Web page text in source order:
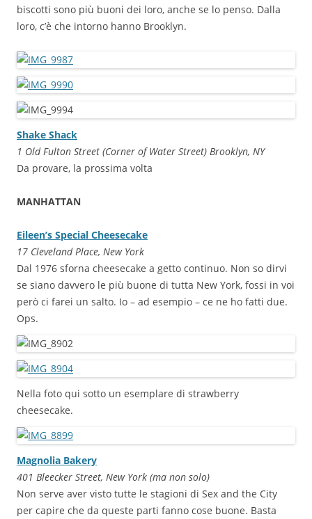
biscotti sono più buoni dei loro, anche se lo penso. Dalla
loro, c’è che intorno hanno Brooklyn.
Shake Shack
1 Old Fulton Street (Corner of Water Street) Brooklyn, NY
Da provare, la prossima volta
MANHATTAN
Eileen’s Special Cheesecake
17 Cleveland Place, New York
Dal 1976 sforna cheesecake a getto continuo. Non so dirvi
se siano davvero le più buone di tutta New York, fossi in voi
però ci farei un salto. Io – ad esempio – ce ne ho fatti due.
Ops.
Nella foto qui sotto un esemplare di strawberry
cheesecake.
Magnolia Bakery
401 Bleecker Street, New York (ma non solo)
Non serve aver visto tutte le stagioni di Sex and the City
per capire che da queste parti fanno cose buone. Basta